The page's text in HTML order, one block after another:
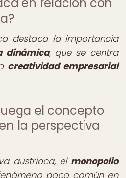
destaca la importancia
dinámica, que se centra
creatividad empresarial
el concepto
la perspectiva
austriaca, el monopolio
poco común en